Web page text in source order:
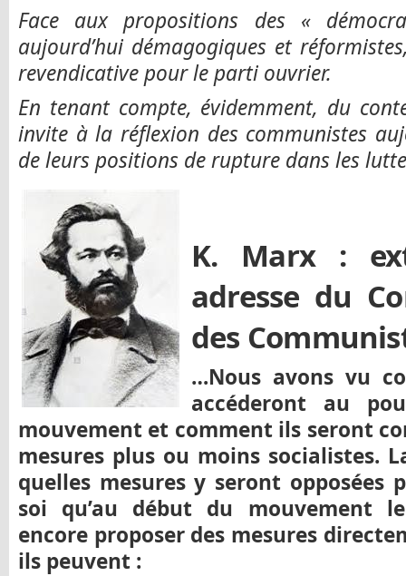
Face aux propositions des «
aujourd’hui démagogiques et
revendicative pour le parti ouvrier.
En tenant compte, évidemment, du
invite à la réflexion des communistes
de leurs positions de rupture dans les
K. Marx :
adresse du
des
…Nous avons vu
accéderont au
mouvement et comment ils seront
mesures plus ou moins socialistes.
quelles mesures y seront opposées
soi qu’au début du mouvement
encore proposer des mesures
ils peuvent :